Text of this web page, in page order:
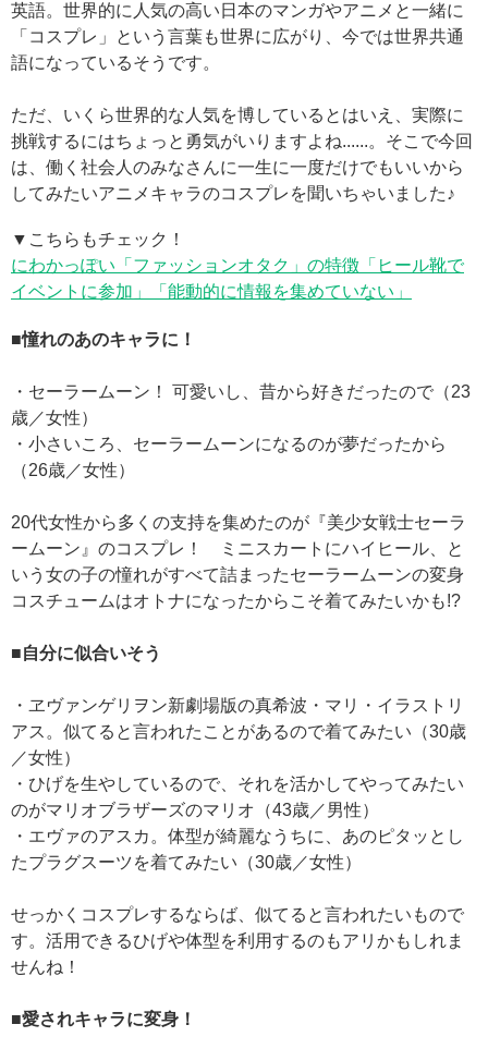
英語。世界的に人気の高い日本のマンガやアニメと一緒に
「コスプレ」という言葉も世界に広がり、今では世界共通
語になっているそうです。
ただ、いくら世界的な人気を博しているとはいえ、実際に
挑戦するにはちょっと勇気がいりますよね......。そこで今回
は、働く社会人のみなさんに一生に一度だけでもいいから
してみたいアニメキャラのコスプレを聞いちゃいました♪
▼こちらもチェック！
にわかっぽい「ファッションオタク」の特徴「ヒール靴で
イベントに参加」「能動的に情報を集めていない」
■憧れのあのキャラに！
・セーラームーン！ 可愛いし、昔から好きだったので（23
歳／女性）
・小さいころ、セーラームーンになるのが夢だったから
（26歳／女性）
20代女性から多くの支持を集めたのが『美少女戦士セーラ
ームーン』のコスプレ！ ミニスカートにハイヒール、と
いう女の子の憧れがすべて詰まったセーラームーンの変身
コスチュームはオトナになったからこそ着てみたいかも!?
■自分に似合いそう
・ヱヴァンゲリヲン新劇場版の真希波・マリ・イラストリ
アス。似てると言われたことがあるので着てみたい（30歳
／女性）
・ひげを生やしているので、それを活かしてやってみたい
のがマリオブラザーズのマリオ（43歳／男性）
・エヴァのアスカ。体型が綺麗なうちに、あのピタッとし
たプラグスーツを着てみたい（30歳／女性）
せっかくコスプレするならば、似てると言われたいもので
す。活用できるひげや体型を利用するのもアリかもしれま
せんね！
■愛されキャラに変身！